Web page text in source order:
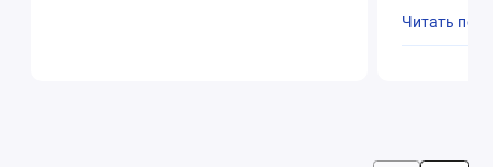
Читать